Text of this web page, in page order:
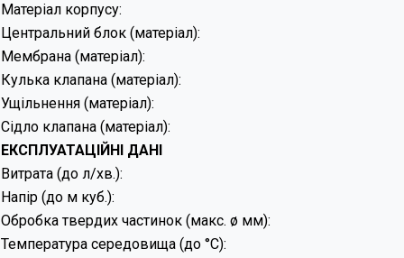
Матеріал корпусу:
Центральний блок (матеріал):
Мембрана (матеріал):
Кулька клапана (матеріал):
Ущільнення (матеріал):
Сідло клапана (матеріал):
ЕКСПЛУАТАЦІЙНІ ДАНІ
Витрата (до л/хв.):
Напір (до м куб.):
Обробка твердих частинок (макс. ø мм):
Температура середовища (до °C):